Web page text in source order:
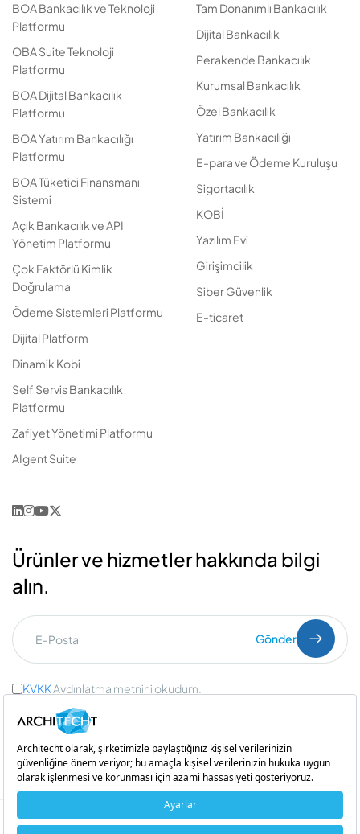
BOA Bankacılık ve Teknoloji
Platformu
OBA Suite Teknoloji
Platformu
BOA Dijital Bankacılık
Platformu
BOA Yatırım Bankacılığı
Platformu
BOA Tüketici Finansmanı
Sistemi
Açık Bankacılık ve API
Yönetim Platformu
Çok Faktörlü Kimlik
Doğrulama
Ödeme Sistemleri Platformu
Dijital Platform
Dinamik Kobi
Self Servis Bankacılık
Platformu
Zafiyet Yönetimi Platformu
AIgent Suite
Tam Donanımlı Bankacılık
Dijital Bankacılık
Perakende Bankacılık
Kurumsal Bankacılık
Özel Bankacılık
Yatırım Bankacılığı
E-para ve Ödeme Kuruluşu
Sigortacılık
KOBİ
Yazılım Evi
Girişimcilik
Siber Güvenlik
E-ticaret
Ürünler ve hizmetler hakkında bilgi
alın.
Gönder
KVKKAydınlatma metnini okudum.
Ticari İleti Onayı
Bir iştirakidir
Copyright © 2026 Architecht. Her hakkı saklıdır.